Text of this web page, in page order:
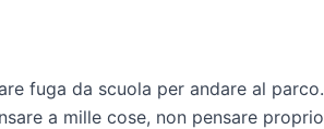
fuga da scuola per andare al parco.
a mille cose, non pensare proprio